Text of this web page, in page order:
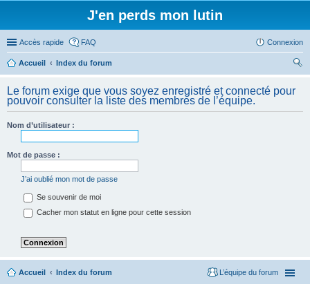
J'en perds mon lutin
Accès rapide FAQ Connexion
Accueil
Index du forum
her
ch
Le forum exige que vous soyez enregistré et connecté pour
pouvoir consulter la liste des membres de l’équipe.
Nom d’utilisateur :
Mot de passe :
J’ai oublié mon mot de passe
Se souvenir de moi
Cacher mon statut en ligne pour cette session
Accueil Index du forum L’équipe du forum